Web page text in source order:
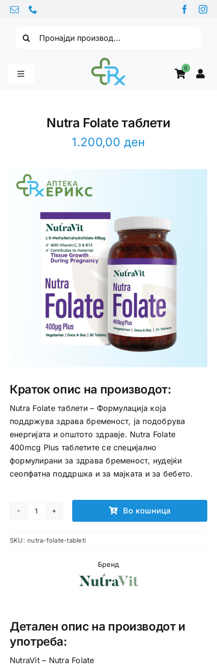
Skip
content
0
Toggle
Интимно здравје
Лична хигиена
Медицински апрати
Нега на кожа
Nutra Folate таблети
1.200,00 ден
Краток опис на производот:
Nutra Folate таблети – Формулација која
поддржува здрава бременост, ја подобрува
енергијата и општото здравје. Nutra Folate
400mcg Plus таблетите се специјално
формулирани за здрава бременост, нудејќи
сеопфатна поддршка и за мајката и за бебето.
Nutra
таблети
Во кошница
SKU: nutra-folate-tableti
Бренд
Детален опис на производот и
употреба:
NutraVit – Nutra Folate